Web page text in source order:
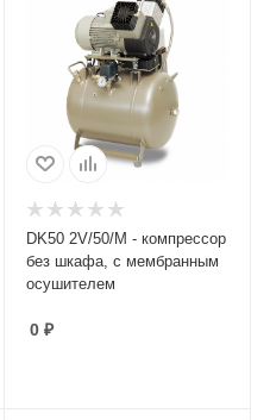
DK50 2V/50/M - компрессор
без шкафа, с мембранным
осушителем
0₽